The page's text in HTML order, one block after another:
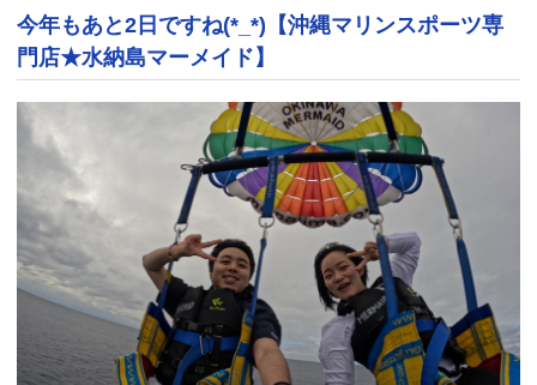
今年もあと2日ですね(*_*)【沖縄マリンスポーツ専
門店★水納島マーメイド】